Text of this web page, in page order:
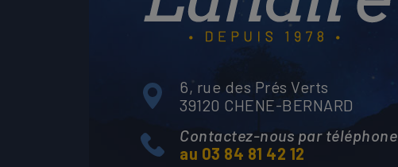
6, rue des Prés Verts
39120 CHENE-BERNARD
Contactez-nous par téléphone
au 03 84 81 42 12